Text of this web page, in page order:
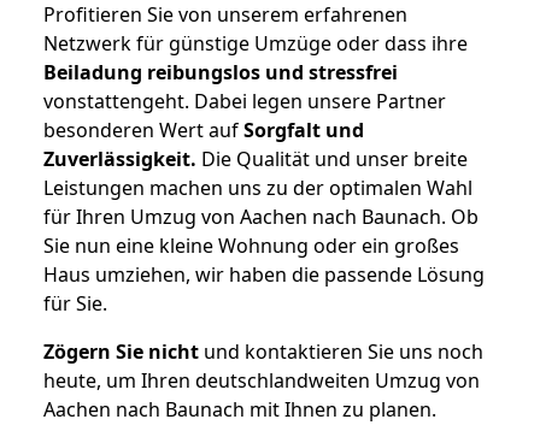
Profitieren Sie von unserem erfahrenen
Netzwerk für günstige Umzüge oder dass ihre
Beiladung reibungslos und stressfrei
vonstattengeht. Dabei legen unsere Partner
besonderen Wert aufSorgfalt und
Zuverlässigkeit. Die Qualität und unser breite
Leistungen machen uns zu der optimalen Wahl
für Ihren Umzug von Aachen nach Baunach. Ob
Sie nun eine kleine Wohnung oder ein großes
Haus umziehen, wir haben die passende Lösung
für Sie.
Zögern Sie nicht und kontaktieren Sie uns noch
heute, um Ihren deutschlandweiten Umzug von
Aachen nach Baunach mit Ihnen zu planen.